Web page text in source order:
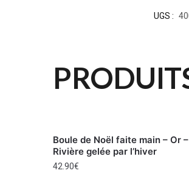
UGS :
Boule de Noël faite main – Or –
Rivière gelée par l’hiver
42.90€